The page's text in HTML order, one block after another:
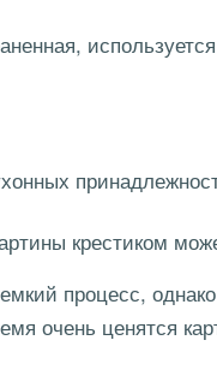
крестиком
процесс,
очень ценятся